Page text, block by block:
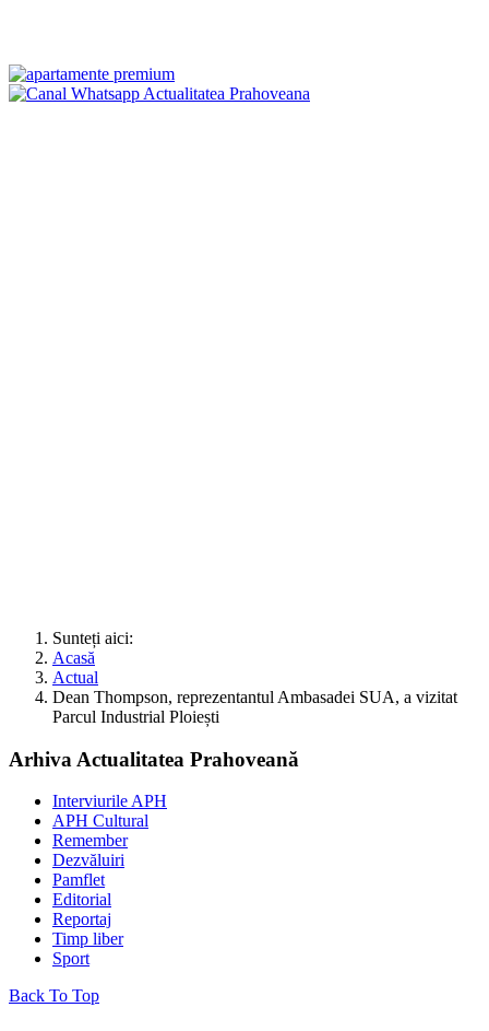
Sunteți aici:
Acasă
Actual
Dean Thompson, reprezentantul Ambasadei SUA, a vizitat
Parcul Industrial Ploiești
Arhiva Actualitatea Prahoveană
Interviurile APH
APH Cultural
Remember
Dezvăluiri
Pamflet
Editorial
Reportaj
Timp liber
Sport
Back To Top